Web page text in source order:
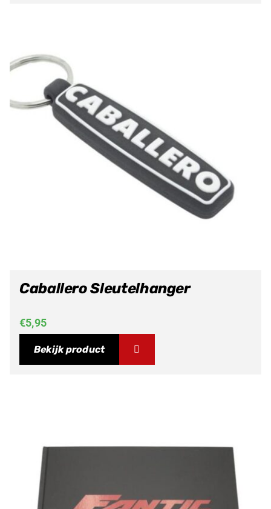
Caballero Sleutelhanger
€5,95
Bekijk product